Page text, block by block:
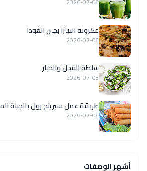
مكرونة البيتزا بجبن الغودا
2026-07-08
سلطة الفجل والخيار
2026-07-08
طريقة عمل سبرينج رول بالجبنة
2026-07-08
أشهر الوصفات